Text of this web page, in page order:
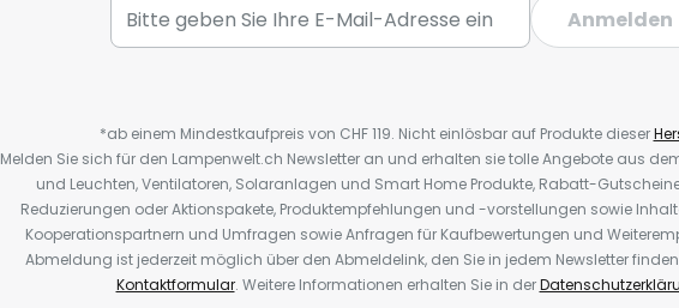
Anmelden
*ab einem Mindestkaufpreis von CHF 119. Nicht einlösbar auf Produkte dieser
Melden Sie sich für den Lampenwelt.ch Newsletter an und erhalten sie tolle Angebote aus
und Leuchten, Ventilatoren, Solaranlagen und Smart Home Produkte, Rabatt-
Reduzierungen oder Aktionspakete, Produktempfehlungen und -vorstellungen sowie
Kooperationspartnern und Umfragen sowie Anfragen für Kaufbewertungen und
Abmeldung ist jederzeit möglich über den Abmeldelink, den Sie in jedem Newsletter
Kontaktformular. Weitere Informationen erhalten Sie in der